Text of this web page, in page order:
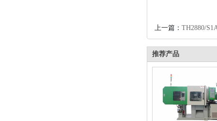
上一篇： TH2880/
推荐产品